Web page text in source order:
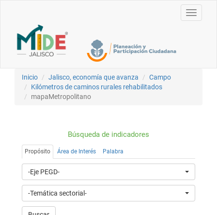
Toggle
Inicio Jalisco, economía que avanza
Campo
Kilómetros de caminos rurales rehabilitados
mapaMetropolitano
Búsqueda de indicadores
Propósito Área de Interés Palabra
-Eje PEGD-
-Temática sectorial-